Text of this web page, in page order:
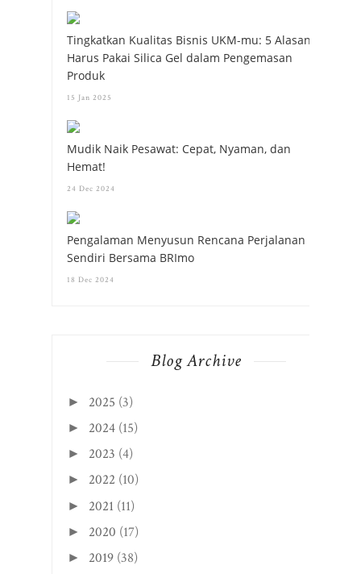
Tingkatkan Kualitas Bisnis UKM-mu: 5 Alasan
Harus Pakai Silica Gel dalam Pengemasan
Produk
15 Jan 2025
Mudik Naik Pesawat: Cepat, Nyaman, dan
Hemat!
24 Dec 2024
Pengalaman Menyusun Rencana Perjalanan
Sendiri Bersama BRImo
18 Dec 2024
Blog Archive
► 2025 (3)
► 2024 (15)
► 2023 (4)
► 2022 (10)
► 2021 (11)
► 2020 (17)
► 2019 (38)